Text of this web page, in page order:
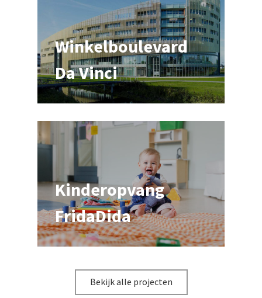
Winkelboulevard
Da Vinci
Kinderopvang
FridaDida
Bekijk alle projecten